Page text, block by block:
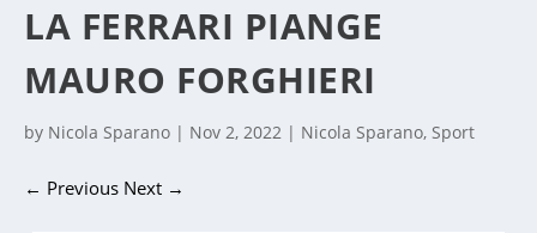
LA FERRARI PIANGE
MAURO FORGHIERI
by Nicola Sparano | Nov 2, 2022 | Nicola Sparano,Sport
← Previous Next →